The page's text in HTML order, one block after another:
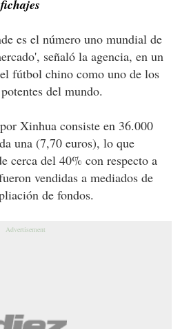
es el número uno mundial de
señaló la agencia, en un
fútbol chino como uno de los
del mundo.
Xinhua consiste en 36.000
una (7,70 euros), lo que
cerca del 40% con respecto a
vendidas a mediados de
de fondos.